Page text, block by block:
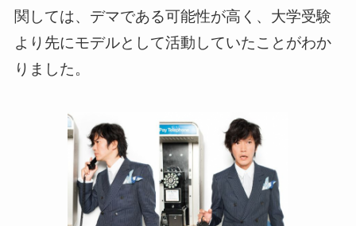
関しては、デマである可能性が高く、大学受験
より先にモデルとして活動していたことがわか
りました。